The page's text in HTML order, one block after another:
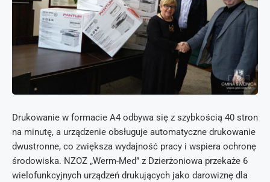
Drukowanie w formacie A4 odbywa się z szybkością 40 stron
na minutę, a urządzenie obsługuje automatyczne drukowanie
dwustronne, co zwiększa wydajność pracy i wspiera ochronę
środowiska. NZOZ „Werm-Med” z Dzierżoniowa przekaże 6
wielofunkcyjnych urządzeń drukujących jako darowiznę dla